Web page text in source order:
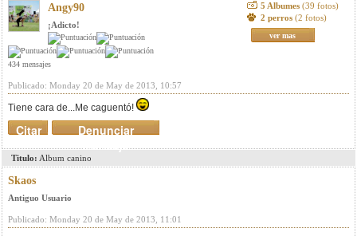
Angy90
¡Adicto!
434 mensajes
5 Albumes (39 fotos)
2 perros (2 fotos)
ver mas
Publicado: Monday 20 de May de 2013, 10:57
Tiene cara de...Me caguentó!
Denunciar
mensaje
Citar
Titulo: Album canino
Skaos
Antiguo Usuario
Publicado: Monday 20 de May de 2013, 11:01